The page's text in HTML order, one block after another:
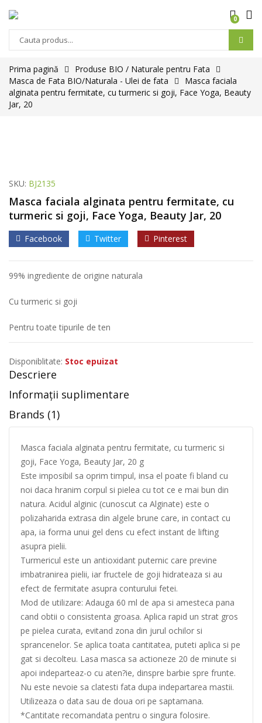
0
Prima pagină
Produse BIO / Naturale pentru Fata
Masca de Fata BIO/Naturala - Ulei de fata
Masca faciala
alginata pentru fermitate, cu turmeric si goji, Face Yoga, Beauty
Jar, 20
SKU: BJ2135
Masca faciala alginata pentru fermitate, cu
turmeric si goji, Face Yoga, Beauty Jar, 20
Facebook Twitter Pinterest
99% ingrediente de origine naturala
Cu turmeric si goji
Pentru toate tipurile de ten
Disponiblitate: Stoc epuizat
Descriere
Informații suplimentare
Brands (1)
Masca faciala alginata pentru fermitate, cu turmeric si
goji, Face Yoga, Beauty Jar, 20 g
Este imposibil sa oprim timpul, insa el poate fi bland cu
noi daca hranim corpul si pielea cu tot ce e mai bun din
natura. Acidul alginic (cunoscut ca Alginate) este o
polizaharida extrasa din algele brune care, in contact cu
apa, ia forma unui gel dens cu efect instant de lifting
asupra pielii.
Turmericul este un antioxidant puternic care previne
imbatranirea pielii, iar fructele de goji hidrateaza si au
efect de fermitate asupra conturului fetei.
Mod de utilizare: Adauga 60 ml de apa si amesteca pana
cand obtii o consistenta groasa. Aplica rapid un strat gros
pe pielea curata, evitand zona din jurul ochilor si
sprancenelor. Se aplica toata cantitatea, puteti aplica si pe
gat si decolteu. Lasa masca sa actioneze 20 de minute si
apoi indeparteaz-o cu aten?ie, dinspre barbie spre frunte.
Nu este nevoie sa clatesti fata dupa indepartarea mastii.
Utilizeaza o data sau de doua ori pe saptamana.
*Cantitate recomandata pentru o singura folosire.